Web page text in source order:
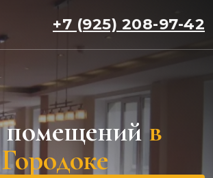
+7 (925) 208-97-42
помещений в